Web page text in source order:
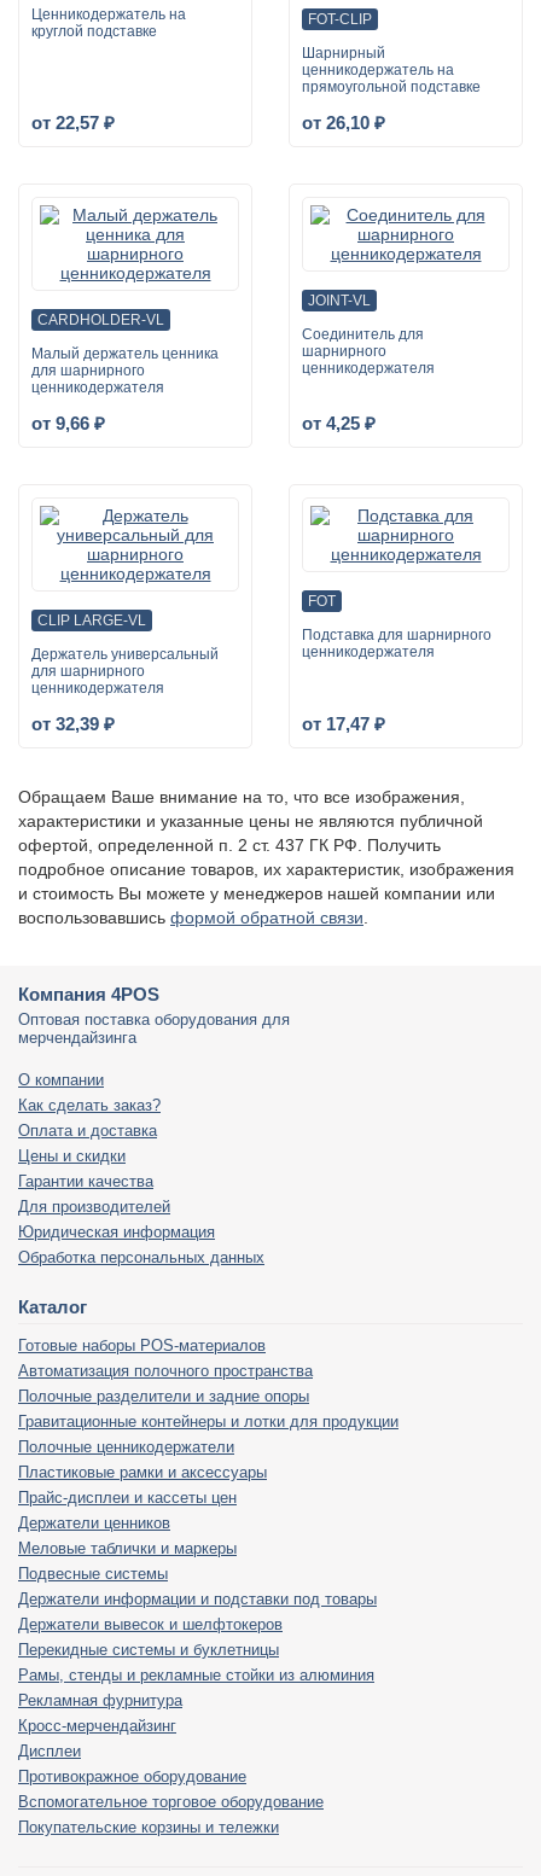
Ценникодержатель на
круглой подставке
от 22,57 ₽
FOT-CLIP
Шарнирный
ценникодержатель на
прямоугольной подставке
от 26,10 ₽
CARDHOLDER-VL
Малый держатель ценника
для шарнирного
ценникодержателя
от 9,66 ₽
JOINT-VL
Соединитель для
шарнирного
ценникодержателя
от 4,25 ₽
CLIP LARGE-VL
Держатель универсальный
для шарнирного
ценникодержателя
от 32,39 ₽
FOT
Подставка для шарнирного
ценникодержателя
от 17,47 ₽
Обращаем Ваше внимание на то, что все изображения,
характеристики и указанные цены не являются публичной
офертой, определенной п. 2 ст. 437 ГК РФ. Получить
подробное описание товаров, их характеристик, изображения
и стоимость Вы можете у менеджеров нашей компании или
воспользовавшись формой обратной связи
Компания 4POS
Оптовая поставка оборудования для
мерчендайзинга
О компании
Как сделать заказ?
Оплата и доставка
Цены и скидки
Гарантии качества
Для производителей
Юридическая информация
Обработка персональных данных
Каталог
Готовые наборы POS-материалов
Автоматизация полочного пространства
Полочные разделители и задние опоры
Гравитационные контейнеры и лотки для продукции
Полочные ценникодержатели
Пластиковые рамки и аксессуары
Прайс-дисплеи и кассеты цен
Держатели ценников
Меловые таблички и маркеры
Подвесные системы
Держатели информации и подставки под товары
Держатели вывесок и шелфтокеров
Перекидные системы и буклетницы
Рамы, стенды и рекламные стойки из алюминия
Рекламная фурнитура
Кросс-мерчендайзинг
Дисплеи
Противокражное оборудование
Вспомогательное торговое оборудование
Покупательские корзины и тележки